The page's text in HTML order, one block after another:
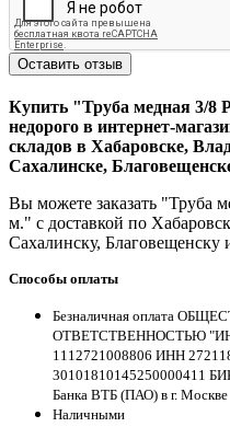
Оставить отзыв
Купить "Труба медная 3/8
недорого в интернет-
складов в Хабаровске,
Сахалинске,
Вы можете заказать "Труба
м." с доставкой по
Сахалинску, Благовещенску
Способы оплаты
Безналичная оплата
ОТВЕТСТВЕННОСТЬЮ
1112721008806 ИНН
30101810145250000411
Банка ВТБ (ПАО) в г. Москве
Наличными